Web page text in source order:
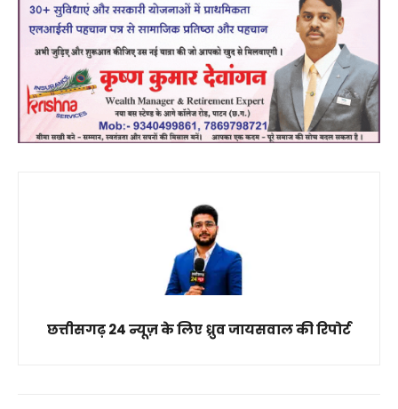
छत्तीसगढ़ 24 न्यूज़ के लिए ध्रुव जायसवाल की रिपोर्ट